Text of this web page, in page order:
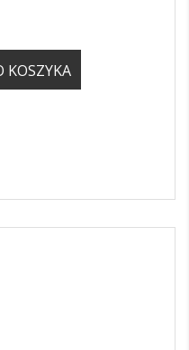
KOSZYKA